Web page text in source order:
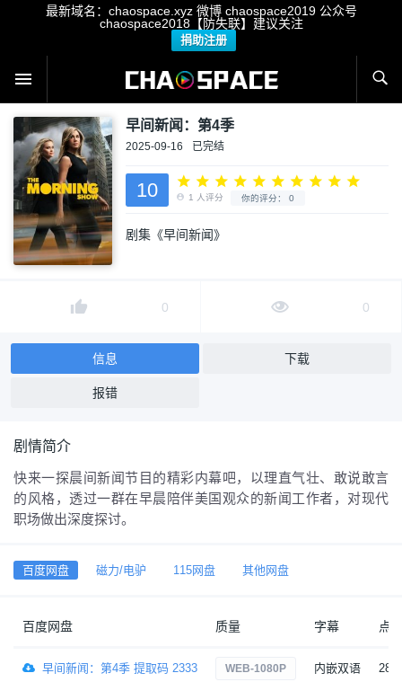
最新域名：chaospace.xyz 微博 chaospace2019 公众号
chaospace2018【防失联】建议关注
捐助注册
早间新闻：第4季
2025-09-16 已完结
10
剧集《早间新闻》
0 0
信息 下载
报错
剧情简介
快来一探晨间新闻节目的精彩内幕吧，以理直气壮、敢说敢言
的风格，透过一群在早晨陪伴美国观众的新闻工作者，对现代
职场做出深度探讨。
百度网盘 磁力/电驴 115网盘 其他网盘
百度网盘 质量 字幕 点
早间新闻：第4季 提取码 2333 WEB-1080P 内嵌双语 28